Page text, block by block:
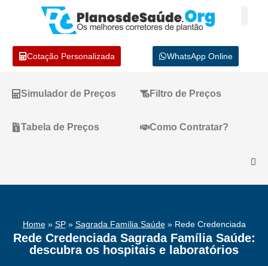
Cotação Personalizada WhatsApp Online
Simulador de Preços Filtro de Preços
Tabela de Preços Como Contratar?
Home» SP» Sagrada Família Saúde» Rede Credenciada
Rede Credenciada Sagrada Família Saúde:
descubra os hospitais e laboratórios